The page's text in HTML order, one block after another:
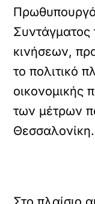
Συντάγματος
κινήσεων,
το πολιτικό
οικονομικής
των μέτρων
Θεσσαλονίκη.